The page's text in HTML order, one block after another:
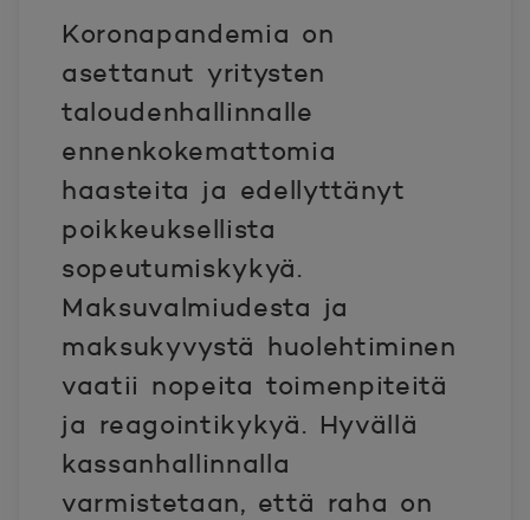
Koronapandemia on
asettanut yritysten
taloudenhallinnalle
ennenkokemattomia
haasteita ja edellyttänyt
poikkeuksellista
sopeutumiskykyä.
Maksuvalmiudesta ja
maksukyvystä huolehtiminen
vaatii nopeita toimenpiteitä
ja reagointikykyä. Hyvällä
kassanhallinnalla
varmistetaan, että raha on